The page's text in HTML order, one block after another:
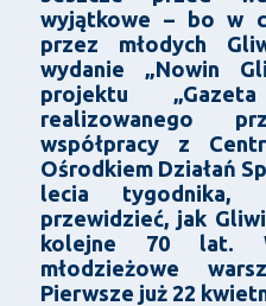
wyjątkowe – bo w
przez młodych
wydanie „Nowin
projektu
realizowanego
współpracy z
Ośrodkiem Działań
lecia tygodnika,
przewidzieć, jak
kolejne 70 lat.
młodzieżowe
Pierwsze już 22